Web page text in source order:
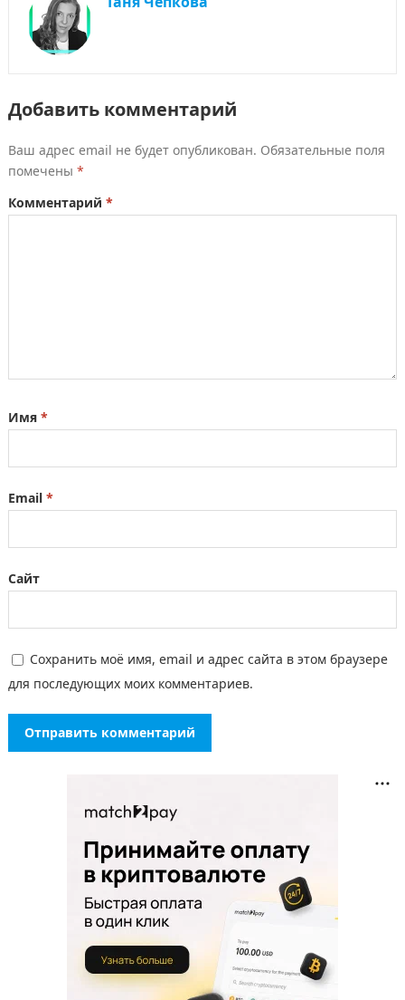
Добавить комментарий
Ваш адрес email не будет опубликован. Обязательные поля
помечены *
Комментарий *
Имя *
Email *
Сайт
Сохранить моё имя, email и адрес сайта в этом браузере
для последующих моих комментариев.